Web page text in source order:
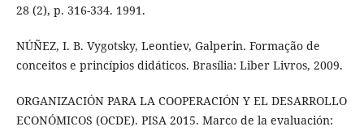
28 (2), p. 316-334. 1991.
NÚÑEZ, I. B. Vygotsky, Leontiev, Galperin. Formação de
conceitos e princípios didáticos. Brasília: Liber Livros, 2009.
ORGANIZACIÓN PARA LA COOPERACIÓN Y EL DESARROLLO
ECONÓMICOS (OCDE). PISA 2015. Marco de la evaluación: